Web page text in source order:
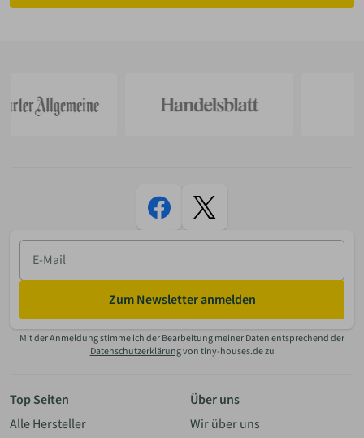
E-
Mail
Zum Newsletter anmelden
Mit der Anmeldung stimme ich der Bearbeitung meiner Daten entsprechend der
Datenschutzerklärungvon tiny-houses.de zu
Top Seiten
Alle Hersteller
Über uns
Wir über uns